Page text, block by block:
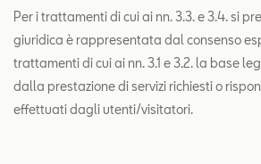
Per i trattamenti di cui ai nn. 3.3. e 3.4. si
giuridica è rappresentata dal consenso
trattamenti di cui ai nn. 3.1 e 3.2. la base
dalla prestazione di servizi richiesti o
effettuati dagli utenti/visitatori.